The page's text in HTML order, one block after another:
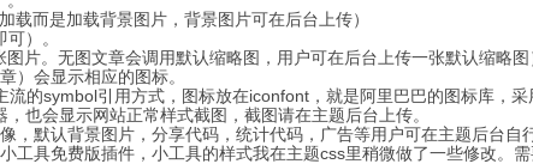
载而是加载背景图片，背景图片可在后台上传）
）。
片。无图文章会调用默认缩略图，用户可在后台上传一张默认缩略图
）会显示相应的图标。
的symbol引用方式，图标放在iconfont，就是阿里巴巴的图标库，采
也会显示网站正常样式截图，截图请在主题后台上传。
，默认背景图片，分享代码，统计代码，广告等用户可在主题后台自
工具免费版插件，小工具的样式我在主题css里稍微做了一些修改。需